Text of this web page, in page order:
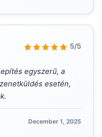
5/5
egyszerű, a
esetén,
December 1, 2025